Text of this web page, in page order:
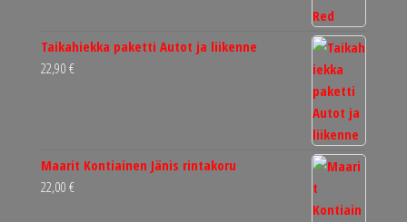
Taikahiekka paketti Autot ja liikenne
22,90 €
Maarit Kontiainen Jänis rintakoru
22,00 €